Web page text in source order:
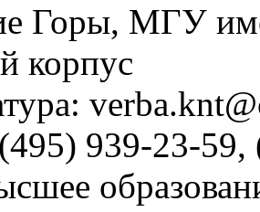
Горы, МГУ
корпус
939-23-